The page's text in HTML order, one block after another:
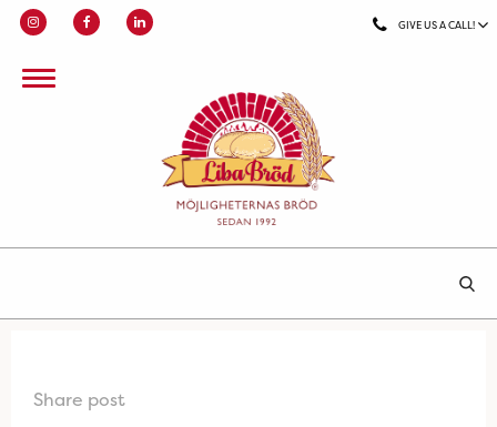
GIVE US A CALL!
Share post